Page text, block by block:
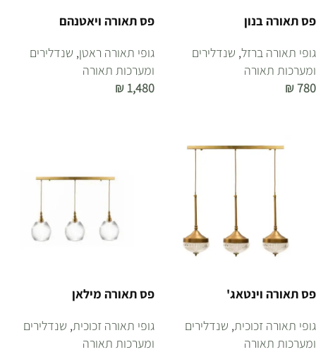
פס תאורה בנון
גופי תאורה ברזל, שנדלירים
ומערכות תאורה
₪780
פס תאורה ויאטנהם
גופי תאורה ראטן, שנדלירים
ומערכות תאורה
₪ 1,480
פס תאורה וינטאג'
גופי תאורה זכוכית, שנדלירים
ומערכות תאורה
פס תאורה מילאן
גופי תאורה זכוכית, שנדלירים
ומערכות תאורה